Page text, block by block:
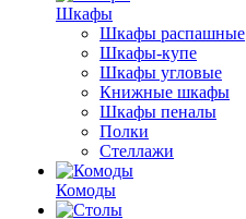
Шкафы
Шкафы распашные
Шкафы-купе
Шкафы угловые
Книжные шкафы
Шкафы пеналы
Полки
Стеллажи
Комоды